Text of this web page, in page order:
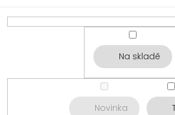
Na skladě
Novinka